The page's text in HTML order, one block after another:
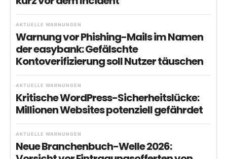
AKTUELLE WARNUNGEN
Warnung vor Phishing-Mails im Namen
der easybank: Gefälschte
Kontoverifizierung soll Nutzer täuschen
AKTUELLE WARNUNGEN
Kritische WordPress-Sicherheitslücke:
Millionen Websites potenziell gefährdet
AKTUELLE WARNUNGEN
Neue Branchenbuch-Welle 2026: